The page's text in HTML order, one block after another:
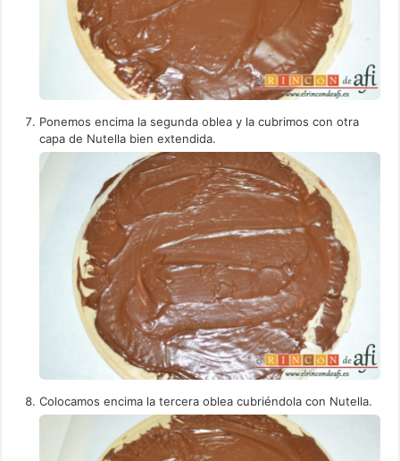
Ponemos encima la segunda oblea y la cubrimos con otra
capa de Nutella bien extendida.
Colocamos encima la tercera oblea cubriéndola con Nutella.